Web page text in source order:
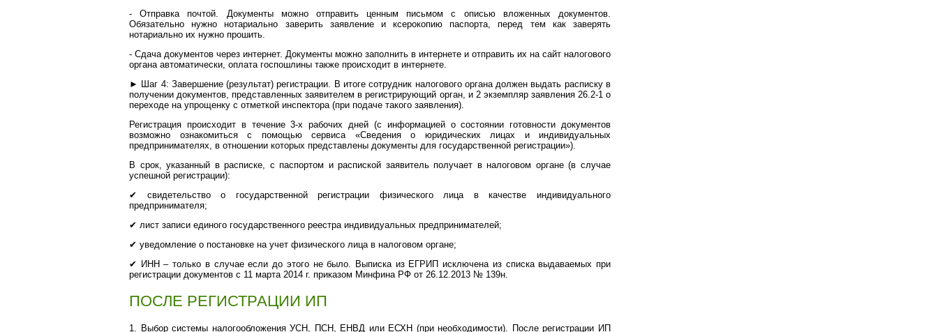
- Отправка почтой. Документы можно отправить ценным письмом с описью вложенных документов.
Обязательно нужно нотариально заверить заявление и ксерокопию паспорта, перед тем как заверять
нотариально их нужно прошить.
- Сдача документов через интернет. Документы можно заполнить в интернете и отправить их на сайт налогового
органа автоматически, оплата госпошлины также происходит в интернете.
► Шаг 4: Завершение (результат) регистрации. В итоге сотрудник налогового органа должен выдать расписку в
получении документов, представленных заявителем в регистрирующий орган, и 2 экземпляр заявления 26.2-1 о
переходе на упрощенку с отметкой инспектора (при подаче такого заявления).
Регистрация происходит в течение 3-х рабочих дней (с информацией о состоянии готовности документов
возможно ознакомиться с помощью сервиса «Сведения о юридических лицах и индивидуальных
предпринимателях, в отношении которых представлены документы для государственной регистрации»).
В срок, указанный в расписке, с паспортом и распиской заявитель получает в налоговом органе (в случае
успешной регистрации):
✔ свидетельство о государственной регистрации физического лица в качестве индивидуального
предпринимателя;
✔ лист записи единого государственного реестра индивидуальных предпринимателей;
✔ уведомление о постановке на учет физического лица в налоговом органе;
✔ ИНН – только в случае если до этого не было. Выписка из ЕГРИП исключена из списка выдаваемых при
регистрации документов с 11 марта 2014 г. приказом Минфина РФ от 26.12.2013 № 139н.
ПОСЛЕ РЕГИСТРАЦИИ ИП
1. Выбор системы налогообложения УСН, ПСН, ЕНВД или ЕСХН (при необходимости). После регистрации ИП